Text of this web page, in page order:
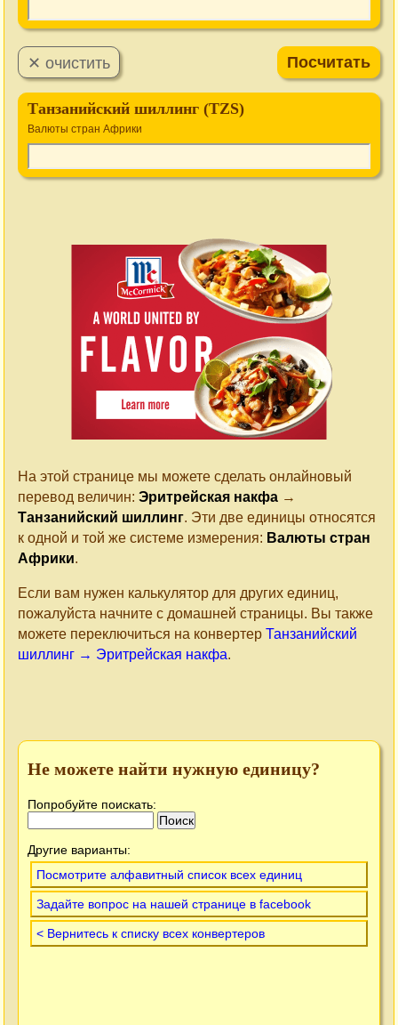
Танзанийский шиллинг (TZS)
Валюты стран Африки
На этой странице мы можете сделать онлайновый
перевод величин: Эритрейская накфа →
Танзанийский шиллинг. Эти две единицы относятся
к одной и той же системе измерения: Валюты стран
Африки.
Если вам нужен калькулятор для других единиц,
пожалуйста начните с домашней страницы. Вы также
можете переключиться на конвертер Танзанийский
шиллинг → Эритрейская накфа.
Не можете найти нужную единицу?
Попробуйте поискать:
Другие варианты:
Посмотрите алфавитный список всех единиц
Задайте вопрос на нашей странице в facebook
< Вернитесь к списку всех конвертеров